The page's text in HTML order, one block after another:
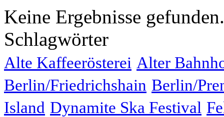
Keine Ergebnisse gefunden.
Schlagwörter
Alte Kaffeerösterei Alter
Berlin/Friedrichshain Berlin/
Island Dynamite Ska Festival